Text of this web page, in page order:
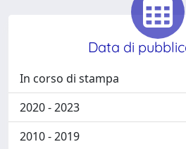
Data di
In corso di stampa
2020 - 2023
2010 - 2019